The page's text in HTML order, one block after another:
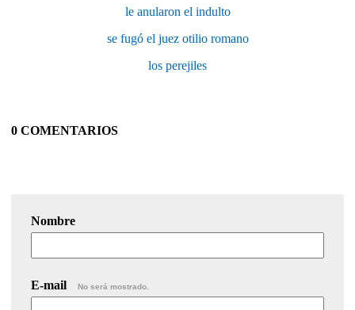
le anularon el indulto
se fugó el juez otilio romano
los perejiles
0 COMENTARIOS
Nombre
E-mail No será mostrado.